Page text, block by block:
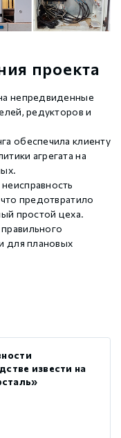
проекта
непредвиденные
редукторов и
обеспечила клиенту
агрегата на
предотвратило
простой цеха.
для плановых
извести на